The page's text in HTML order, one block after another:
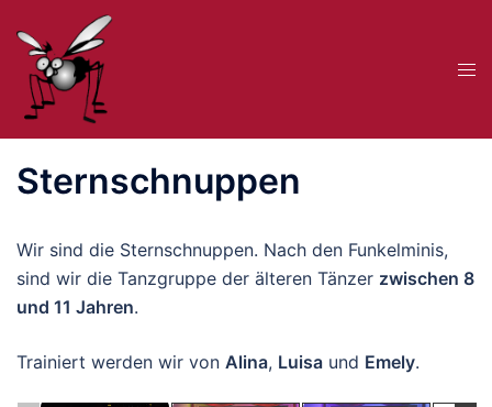
Inhalt
springen
Sternschnuppen
Wir sind die Sternschnuppen. Nach den Funkelminis,
sind wir die Tanzgruppe der älteren Tänzer zwischen 8
und 11 Jahren.
Trainiert werden wir von Alina, Luisa und Emely.